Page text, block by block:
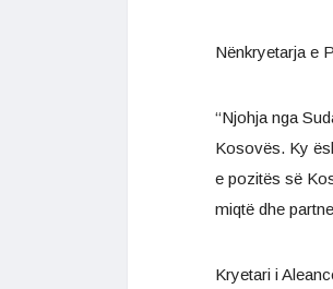
Nënkryetarja e
‘‘Njohja nga
Kosovës. Ky
e pozitës së
miqtë dhe
Kryetari i